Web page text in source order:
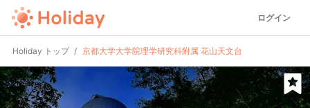
ログイン
Holiday トップ 京都大学大学院理学研究科附属 花山天文台